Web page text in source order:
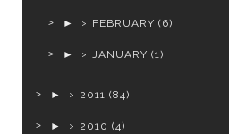
► FEBRUARY (6)
► JANUARY (1)
► 2011 (84)
► 2010 (4)